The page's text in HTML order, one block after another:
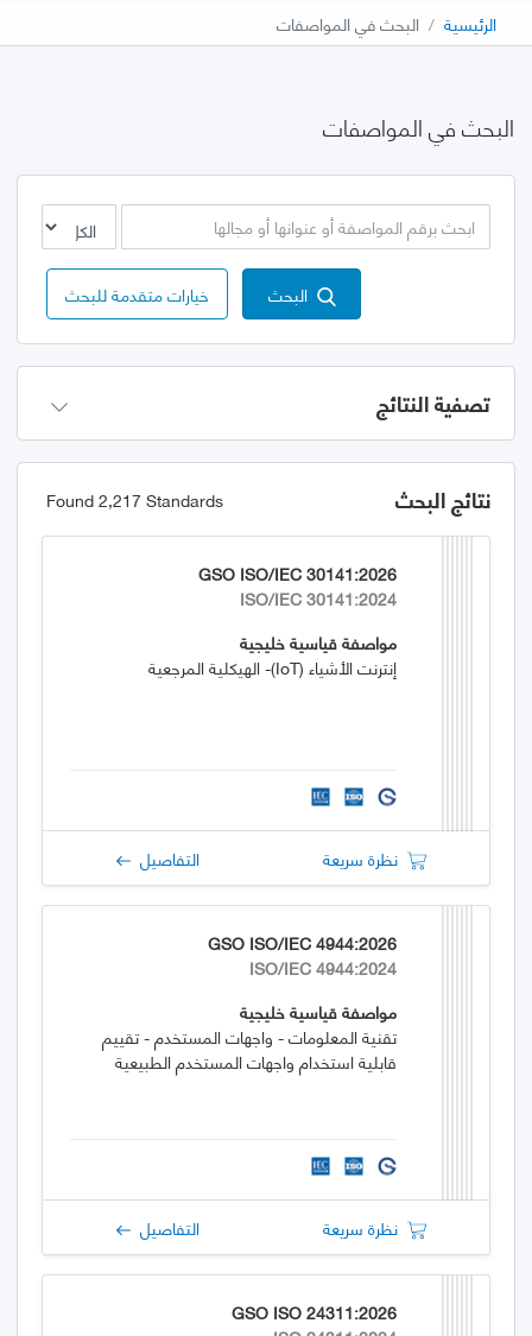
الرئيسية البحث في المواصفات
البحث في المواصفات
البحث خيارات متقدمة للبحث
تصفية النتائج
نتائج البحث Found 2,217 Standards
GSO ISO/IEC 30141:2026
ISO/IEC 30141:2024
مواصفة قياسية خليجية
إنترنت الأشياء (IoT)- الهيكلية المرجعية
نظرة سريعة التفاصيل
GSO ISO/IEC 4944:2026
ISO/IEC 4944:2024
مواصفة قياسية خليجية
تقنية المعلومات - واجهات المستخدم - تقييم
قابلية استخدام واجهات المستخدم الطبيعية
نظرة سريعة التفاصيل
GSO ISO 24311:2026